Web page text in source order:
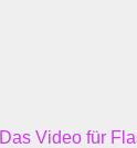
Das Video für